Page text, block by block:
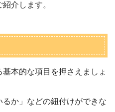
介します。
本的な項目を押さえましょ
るか」などの紐付けができな